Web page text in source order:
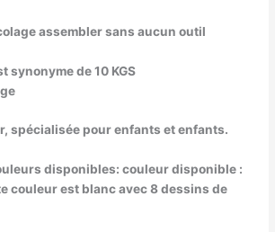
assembler sans aucun outil
synonyme de 10 KGS
spécialisée pour enfants et enfants.
disponibles: couleur disponible :
couleur est blanc avec 8 dessins de